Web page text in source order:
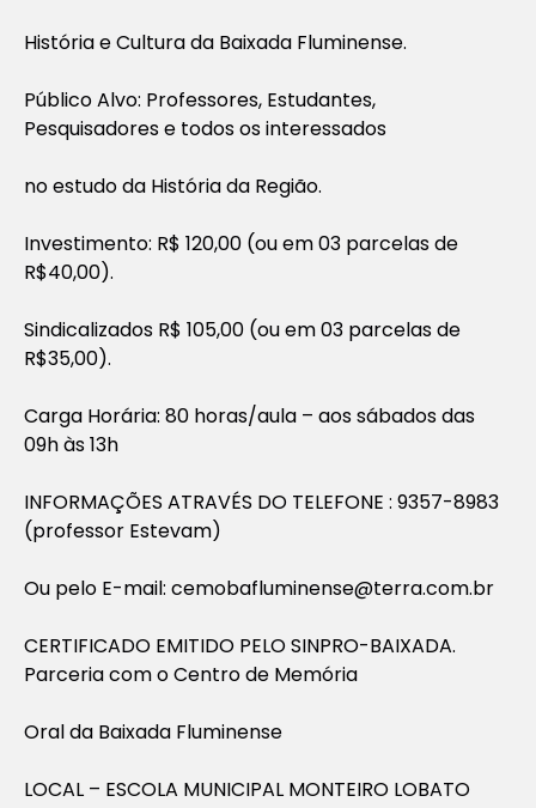
História e Cultura da Baixada Fluminense.
Público Alvo: Professores, Estudantes,
Pesquisadores e todos os interessados
no estudo da História da Região.
Investimento: R$ 120,00 (ou em 03 parcelas de
R$40,00).
Sindicalizados R$ 105,00 (ou em 03 parcelas de
R$35,00).
Carga Horária: 80 horas/aula – aos sábados das
09h às 13h
INFORMAÇÕES ATRAVÉS DO TELEFONE : 9357-8983
(professor Estevam)
Ou pelo E-mail: cemobafluminense@terra.com.br
CERTIFICADO EMITIDO PELO SINPRO-BAIXADA.
Parceria com o Centro de Memória
Oral da Baixada Fluminense
LOCAL – ESCOLA MUNICIPAL MONTEIRO LOBATO